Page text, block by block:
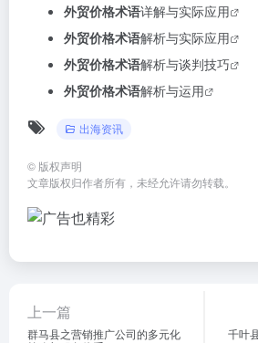
外贸价格术语详解与实际应用
外贸价格术语解析与实际应用
外贸价格术语解析与谈判技巧
外贸价格术语解析与运用
出海资讯
© 版权声明
文章版权归作者所有，未经允许请勿转载。
上一篇
群马县之营销推广公司的多元化
千叶